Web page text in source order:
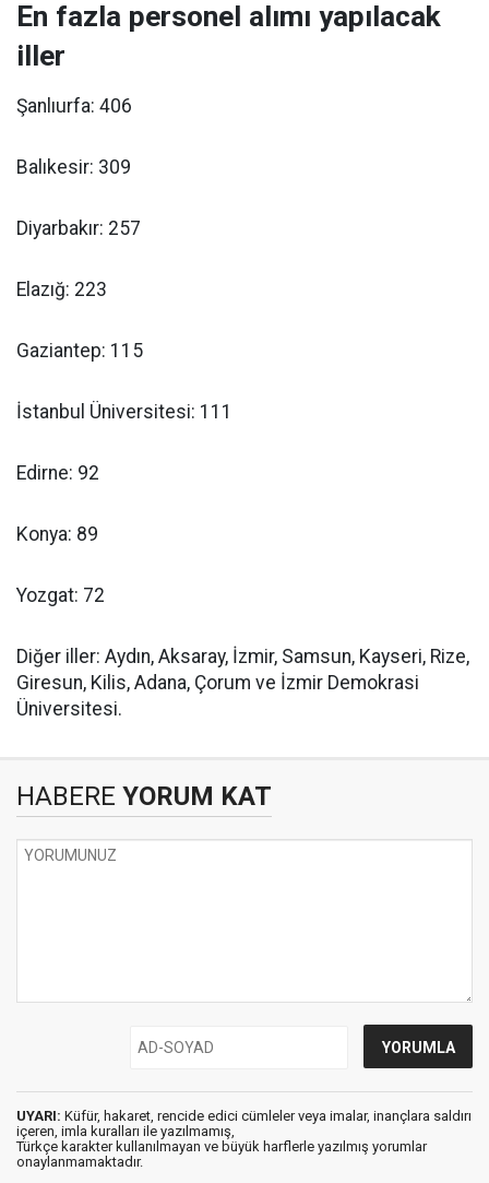
En fazla personel alımı yapılacak
iller
Şanlıurfa: 406
Balıkesir: 309
Diyarbakır: 257
Elazığ: 223
Gaziantep: 115
İstanbul Üniversitesi: 111
Edirne: 92
Konya: 89
Yozgat: 72
Diğer iller: Aydın, Aksaray, İzmir, Samsun, Kayseri, Rize,
Giresun, Kilis, Adana, Çorum ve İzmir Demokrasi
Üniversitesi.
HABERE YORUM KAT
UYARI: Küfür, hakaret, rencide edici cümleler veya imalar, inançlara saldırı
içeren, imla kuralları ile yazılmamış,
Türkçe karakter kullanılmayan ve büyük harflerle yazılmış yorumlar
onaylanmamaktadır.